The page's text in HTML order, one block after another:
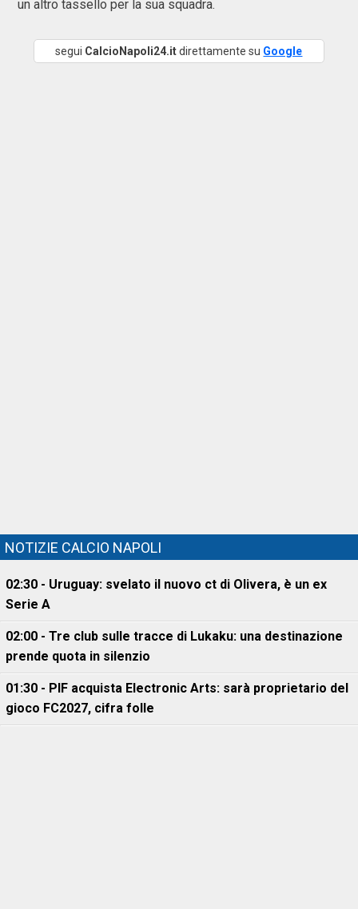
un altro tassello per la sua squadra.
segui CalcioNapoli24.itdirettamente su Google
NOTIZIE CALCIO NAPOLI
02:30 - Uruguay: svelato il nuovo ct di Olivera, è un ex
Serie A
02:00 - Tre club sulle tracce di Lukaku: una destinazione
prende quota in silenzio
01:30 - PIF acquista Electronic Arts: sarà proprietario del
gioco FC2027, cifra folle